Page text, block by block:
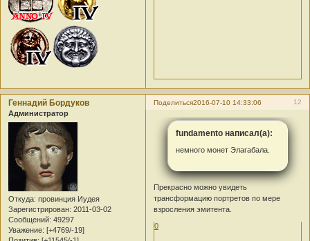
Поделиться 12
2016-07-10 14:33:06
Геннадий Бордуков
Администратор
Откуда: провинция Иудея
Зарегистрирован: 2011-03-02
Сообщений: 49297
Уважение: [+4769/-19]
fundamento написал(а):
немного монет Элагабала.
Прекрасно можно увидеть
трансформацию портретов по мере
взросления эмитента.
0